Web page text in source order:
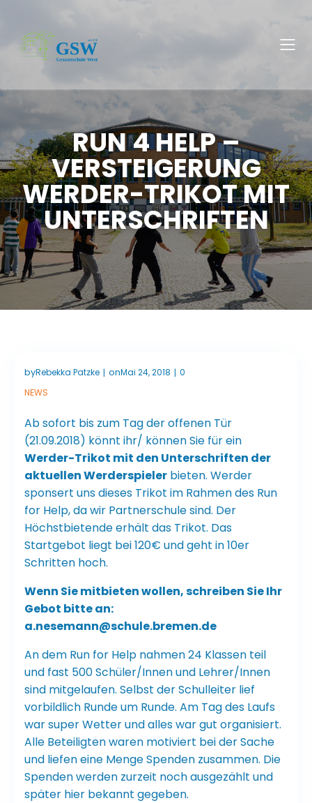
RUN 4 HELP –
VERSTEIGERUNG
WERDER-TRIKOT MIT
UNTERSCHRIFTEN
byRebekka Patzke | onMai 24, 2018 | 0
NEWS
Ab sofort bis zum Tag der offenen Tür
(21.09.2018) könnt ihr/ können Sie für ein
Werder-Trikot mit den Unterschriften der
aktuellen Werderspieler bieten. Werder
sponsert uns dieses Trikot im Rahmen des Run
for Help, da wir Partnerschule sind. Der
Höchstbietende erhält das Trikot. Das
Startgebot liegt bei 120€ und geht in 10er
Schritten hoch.
Wenn Sie mitbieten wollen, schreiben Sie Ihr
Gebot bitte an:
a.nesemann@schule.bremen.de
An dem Run for Help nahmen 24 Klassen teil
und fast 500 Schüler/Innen und Lehrer/Innen
sind mitgelaufen. Selbst der Schulleiter lief
vorbildlich Runde um Runde. Am Tag des Laufs
war super Wetter und alles war gut organisiert.
Alle Beteiligten waren motiviert bei der Sache
und liefen eine Menge Spenden zusammen. Die
Spenden werden zurzeit noch ausgezählt und
später hier bekannt gegeben.